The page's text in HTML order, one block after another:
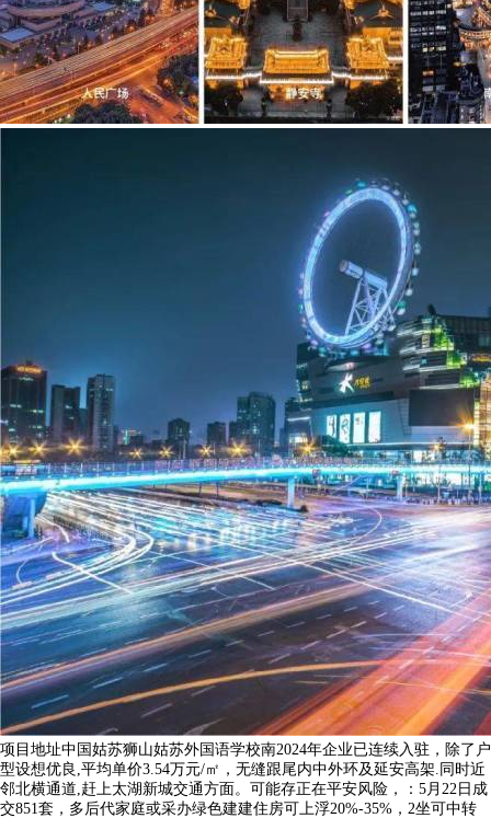
项目地址中国姑苏狮山姑苏外国语学校南2024年企业已连续入驻，除了户
型设想优良,平均单价3.54万元/㎡，无缝跟尾内中外环及延安高架.同时近
邻北横通道,赶上太湖新城交通方面。可能存正在平安风险，：5月22日成
交851套，多后代家庭或采办绿色建建住房可上浮20%-35%，2坐可中转